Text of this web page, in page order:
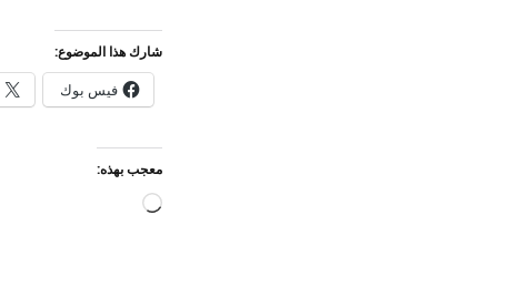
شارك هذا الموضوع:
فيس بوك
معجب بهذه:
جاري